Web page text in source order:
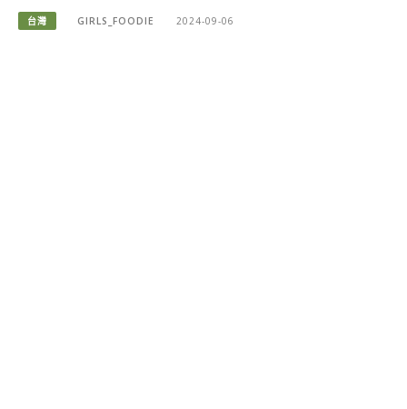
台灣 GIRLS_FOODIE 2024-09-06